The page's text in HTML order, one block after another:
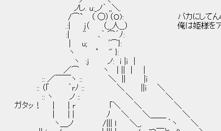
ノし. u:_ノ｀ ,,＼.
/⌒` （ ◯）（Ｏ): バカにしてんのか
.:| j（ （__人__） 俺は姫様をアレクサ
:| ＾ ､｀ ⌒´ﾉ:
| u; ﾞ⌒}:
ヽ ﾟ " }:
ヽ :j ノ: ｉ |ｉ |
／⌒ ヽ | || | |
:: ／￣￣ヽ :: ＼ || |i
:: （｢ ｀rﾉ :: ＼ ||i ＼
:: ヽ ノ :: ＼ ＼
ガタッ！ | | r ｢＼ ＼ ＼
| | | ﾉ ＼ ＼＿＿ ＼
ヽ＿ノ /||| l ＼_, ｀ヽ ＼